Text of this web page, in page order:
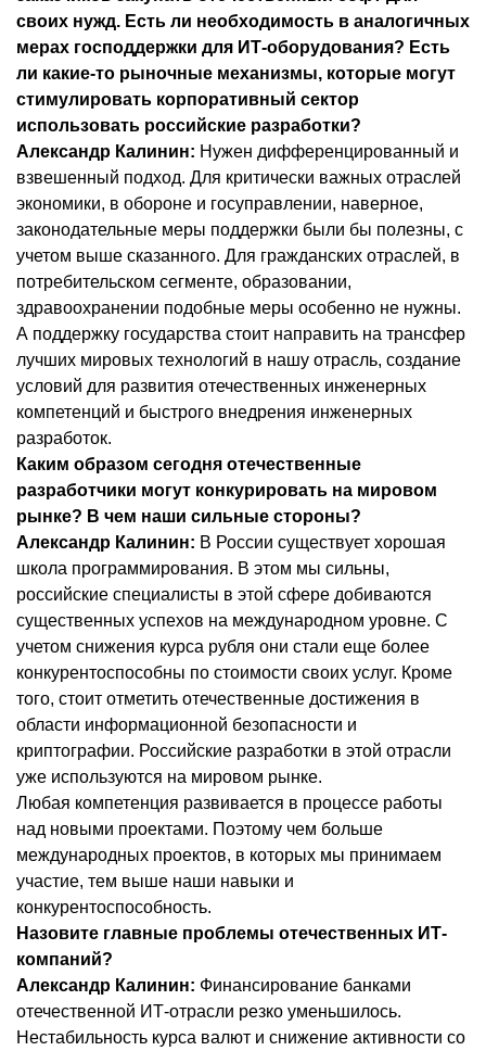
своих нужд. Есть ли необходимость в аналогичных
мерах господдержки для ИТ-оборудования? Есть
ли какие-то рыночные механизмы, которые могут
стимулировать корпоративный сектор
использовать российские разработки?
Александр Калинин: Нужен дифференцированный и
взвешенный подход. Для критически важных отраслей
экономики, в обороне и госуправлении, наверное,
законодательные меры поддержки были бы полезны, с
учетом выше сказанного. Для гражданских отраслей, в
потребительском сегменте, образовании,
здравоохранении подобные меры особенно не нужны.
А поддержку государства стоит направить на трансфер
лучших мировых технологий в нашу отрасль, создание
условий для развития отечественных инженерных
компетенций и быстрого внедрения инженерных
разработок.
Каким образом сегодня отечественные
разработчики могут конкурировать на мировом
рынке? В чем наши сильные стороны?
Александр Калинин: В России существует хорошая
школа программирования. В этом мы сильны,
российские специалисты в этой сфере добиваются
существенных успехов на международном уровне. С
учетом снижения курса рубля они стали еще более
конкурентоспособны по стоимости своих услуг. Кроме
того, стоит отметить отечественные достижения в
области информационной безопасности и
криптографии. Российские разработки в этой отрасли
уже используются на мировом рынке.
Любая компетенция развивается в процессе работы
над новыми проектами. Поэтому чем больше
международных проектов, в которых мы принимаем
участие, тем выше наши навыки и
конкурентоспособность.
Назовите главные проблемы отечественных ИТ-
компаний?
Александр Калинин: Финансирование банками
отечественной ИТ-отрасли резко уменьшилось.
Нестабильность курса валют и снижение активности со